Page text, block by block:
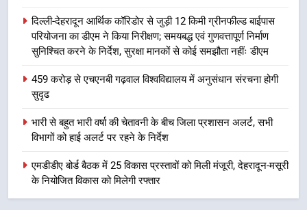
8
भारी बारिश का अलर्ट! 6 अगस्त को
देहरादून में स्कूल बंद
उत्तराखण्ड
मुख्यमंत्री धामी बोले- युवाओं को रोजगार
देना सरकार की सर्वोच्च प्राथमिकता, आने
वाले महीनों में हजारों पदों पर की जाएगी
भर्ती
उत्तराखण्ड
2
दिल्ली-देहरादून आर्थिक कॉरिडोर से जुड़ी 12 किमी ग्रीनफील्ड बाईपास
परियोजना का डीएम ने किया निरीक्षण; समयबद्ध एवं गुणवत्तापूर्ण निर्माण
सुनिश्चित करने के निर्देश, सुरक्षा मानकों से कोई समझौता नहींः डीएम
459 करोड़ से एचएनबी गढ़वाल विश्वविद्यालय में अनुसंधान संरचना होगी
सुदृढ
भारी से बहुत भारी वर्षा की चेतावनी के बीच जिला प्रशासन अलर्ट, सभी
विभागों को हाई अलर्ट पर रहने के निर्देश
एमडीडीए बोर्ड बैठक में 25 विकास प्रस्तावों को मिली मंजूरी, देहरादून-मसूरी
के नियोजित विकास को मिलेगी रफ्तार